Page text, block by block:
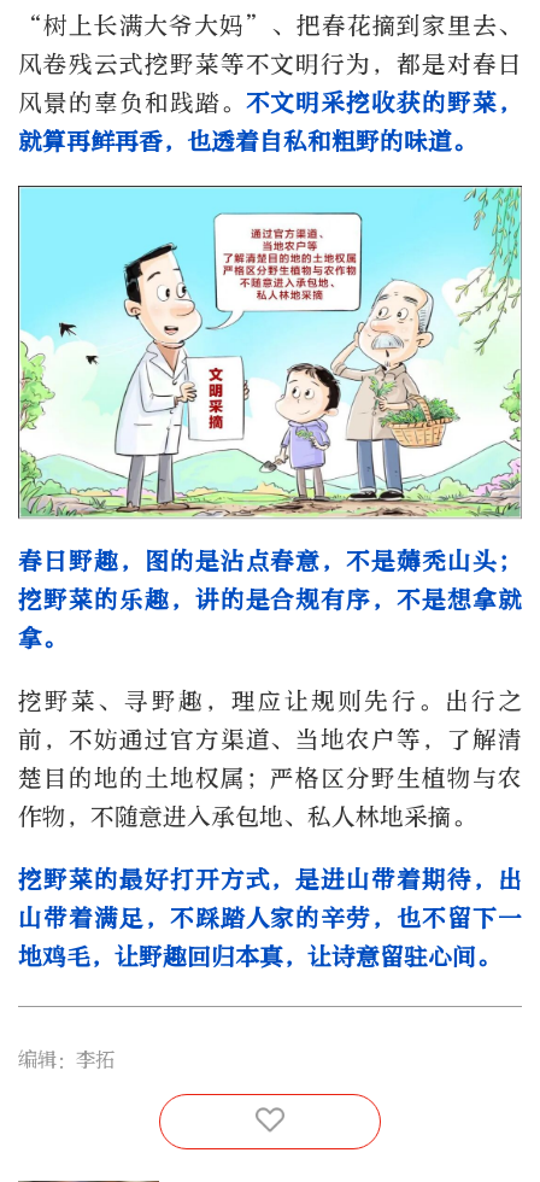
“树上长满大爷大妈”、把春花摘到家里去、
风卷残云式挖野菜等不文明行为，都是对春日
风景的辜负和践踏。 不文明采挖收获的野菜，
就算再鲜再香，也透着自私和粗野的味道。
春日野趣，图的是沾点春意，不是薅秃山头；
挖野菜的乐趣，讲的是合规有序，不是想拿就
拿。
挖野菜、寻野趣，理应让规则先行。出行之
前，不妨通过官方渠道、当地农户等，了解清
楚目的地的土地权属；严格区分野生植物与农
作物，不随意进入承包地、私人林地采摘。
挖野菜的最好打开方式，是进山带着期待，出
山带着满足，不踩踏人家的辛劳，也不留下一
地鸡毛，让野趣回归本真，让诗意留驻心间。
编辑：李拓